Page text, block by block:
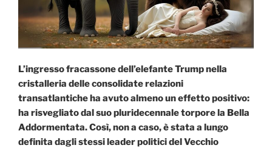
L’ingresso fracassone dell’elefante Trump nella
cristalleria delle consolidate relazioni
transatlantiche ha avuto almeno un effetto positivo:
ha risvegliato dal suo pluridecennale torpore la Bella
Addormentata. Così, non a caso, è stata a lungo
definita dagli stessi leader politici del Vecchio